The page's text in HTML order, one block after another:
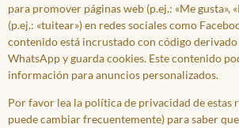
para promover páginas web (p.ej.: «Me gusta»,
(p.ej.: «tuitear») en redes sociales como
contenido está incrustado con código derivado
WhatsApp y guarda cookies. Este contenido
información para anuncios personalizados.
Por favor lea la política de privacidad de estas
puede cambiar frecuentemente) para saber